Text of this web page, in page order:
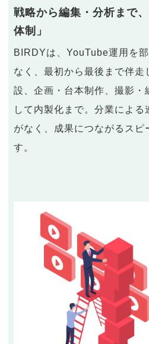
戦略から編集・分析まで
体制」
BIRDYは、YouTube運用を
なく、最初から最後まで伴走
設、企画・台本制作、撮影・
して内製化まで。分業による
がなく、成果につながるスピ
す。